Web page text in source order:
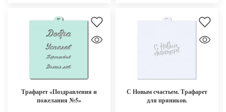
Трафарет «Поздравления и
пожелания №5»
С Новым счастьем. Трафарет
для пряников.